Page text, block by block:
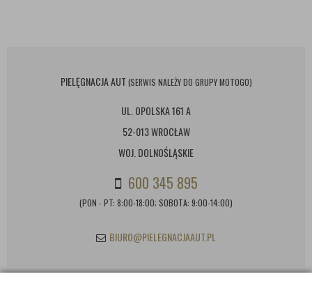
PIELĘGNACJA AUT (SERWIS NALEŻY DO GRUPY MOTOGO)
UL. OPOLSKA 161 A
52-013 WROCŁAW
WOJ. DOLNOŚLĄSKIE
600 345 895
(PON - PT: 8:00-18:00; SOBOTA: 9:00-14:00)
BIURO@PIELEGNACJAAUT.PL